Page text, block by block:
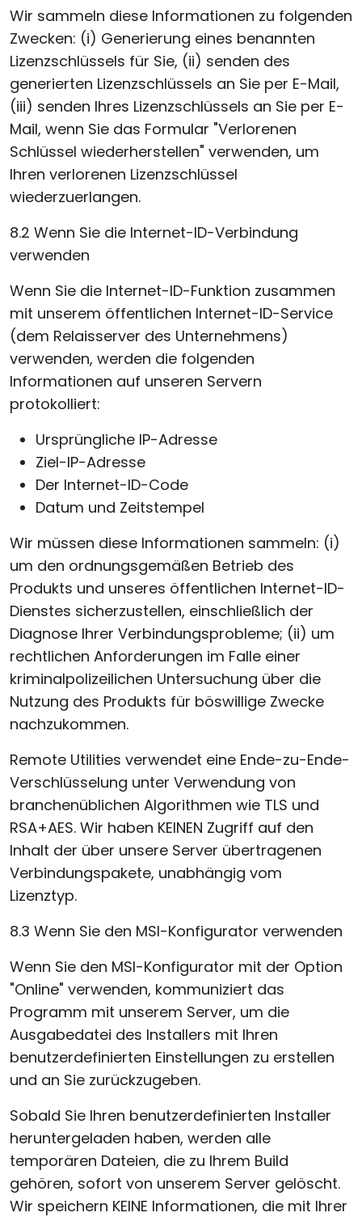
Wir sammeln diese Informationen zu folgenden
Zwecken: (i) Generierung eines benannten
Lizenzschlüssels für Sie, (ii) senden des
generierten Lizenzschlüssels an Sie per E-Mail,
(iii) senden Ihres Lizenzschlüssels an Sie per E-
Mail, wenn Sie das Formular "Verlorenen
Schlüssel wiederherstellen" verwenden, um
Ihren verlorenen Lizenzschlüssel
wiederzuerlangen.
8.2 Wenn Sie die Internet-ID-Verbindung
verwenden
Wenn Sie die Internet-ID-Funktion zusammen
mit unserem öffentlichen Internet-ID-Service
(dem Relaisserver des Unternehmens)
verwenden, werden die folgenden
Informationen auf unseren Servern
protokolliert:
Ursprüngliche IP-Adresse
Ziel-IP-Adresse
Der Internet-ID-Code
Datum und Zeitstempel
Wir müssen diese Informationen sammeln: (i)
um den ordnungsgemäßen Betrieb des
Produkts und unseres öffentlichen Internet-ID-
Dienstes sicherzustellen, einschließlich der
Diagnose Ihrer Verbindungsprobleme; (ii) um
rechtlichen Anforderungen im Falle einer
kriminalpolizeilichen Untersuchung über die
Nutzung des Produkts für böswillige Zwecke
nachzukommen.
Remote Utilities verwendet eine Ende-zu-Ende-
Verschlüsselung unter Verwendung von
branchenüblichen Algorithmen wie TLS und
RSA+AES. Wir haben KEINEN Zugriff auf den
Inhalt der über unsere Server übertragenen
Verbindungspakete, unabhängig vom
Lizenztyp.
8.3 Wenn Sie den MSI-Konfigurator verwenden
Wenn Sie den MSI-Konfigurator mit der Option
"Online" verwenden, kommuniziert das
Programm mit unserem Server, um die
Ausgabedatei des Installers mit Ihren
benutzerdefinierten Einstellungen zu erstellen
und an Sie zurückzugeben.
Sobald Sie Ihren benutzerdefinierten Installer
heruntergeladen haben, werden alle
temporären Dateien, die zu Ihrem Build
gehören, sofort von unserem Server gelöscht.
Wir speichern KEINE Informationen, die mit Ihrer